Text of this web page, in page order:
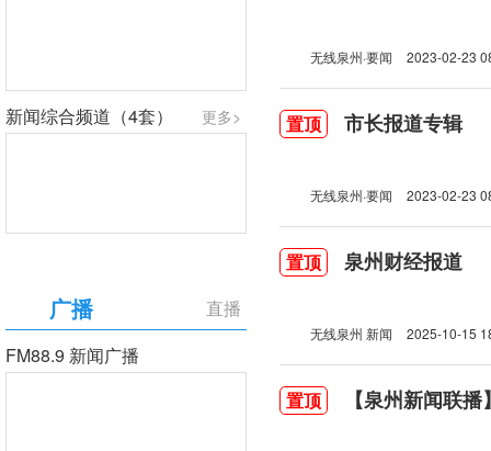
更多>
新闻综合频道（4套）
直播
广播
FM88.9 新闻广播
无线泉州·要闻 2023-02-23
置顶 市长报道专辑
无线泉州·要闻 2023-02-23
置顶 泉州财经报道
无线泉州 新闻 2025-10-15
置顶 【泉州新闻联